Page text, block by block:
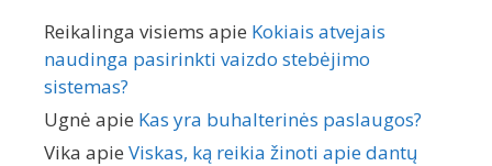
Reikalinga visiems apie Kokiais atvejais
naudinga pasirinkti vaizdo stebėjimo
sistemas?
Ugnė apie Kas yra buhalterinės paslaugos?
Vika apie Viskas, ką reikia žinoti apie dantų